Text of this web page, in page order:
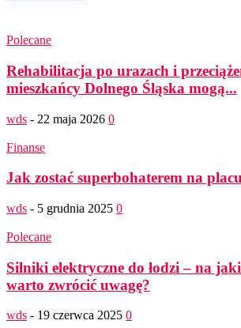
Polecane
Rehabilitacja po urazach i
mieszkańcy Dolnego Śląska mogą...
wds - 22 maja 2026 0
Finanse
Jak zostać superbohaterem na
wds - 5 grudnia 2025 0
Polecane
Silniki elektryczne do łodzi – na
warto zwrócić uwagę?
wds - 19 czerwca 2025 0